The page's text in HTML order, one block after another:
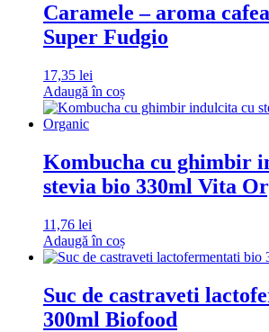
Caramele – aroma
Super Fudgio
17,35 lei
Adaugă în coș
Kombucha cu ghimbir
stevia bio 330ml Vita
11,76 lei
Adaugă în coș
Suc de castraveti
300ml Biofood